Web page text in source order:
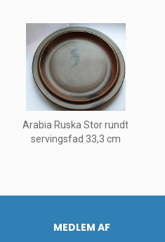
Arabia Ruska Stor rundt
servingsfad 33,3 cm
MEDLEM AF